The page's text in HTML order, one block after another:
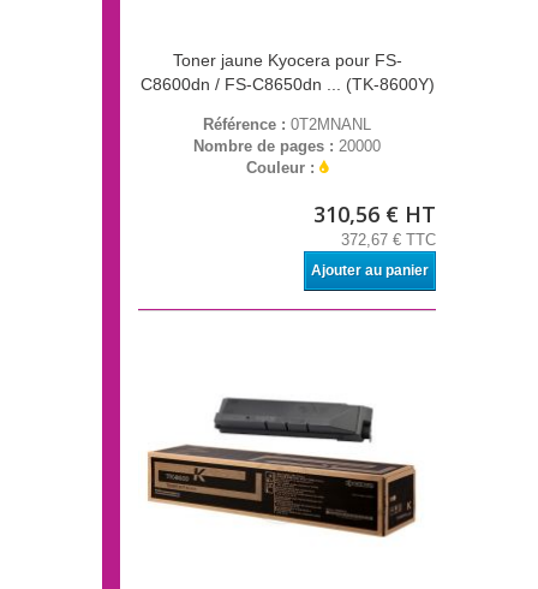
Toner jaune Kyocera pour FS-
C8600dn / FS-C8650dn ... (TK-8600Y)
Référence : 0T2MNANL
Nombre de pages : 20000
Couleur :
310,56 € HT
372,67 € TTC
Ajouter au panier